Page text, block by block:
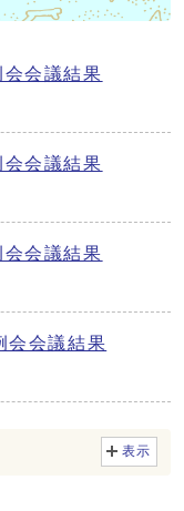
会議結果
会議結果
会議結果
会会議結果
表示